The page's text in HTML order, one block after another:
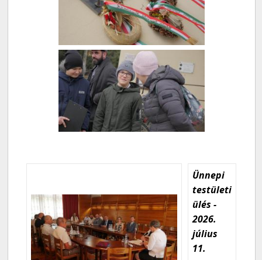
Ünnepi
testületi
ülés -
2026.
július
11.